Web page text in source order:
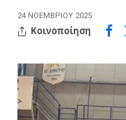
24 ΝΟΕΜΒΡΊΟΥ 2025
Κοινοποίηση